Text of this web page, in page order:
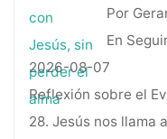
Por
En
2026-08-07
Reflexión sobre el
28. Jesús nos llama